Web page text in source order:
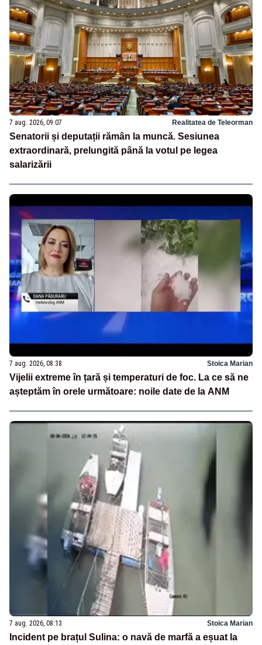
7 aug. 2026, 09:07 Realitatea de Teleorman
Senatorii și deputații rămân la muncă. Sesiunea
extraordinară, prelungită până la votul pe legea
salarizării
7 aug. 2026, 08:38 Stoica Marian
Vijelii extreme în țară și temperaturi de foc. La ce să ne
așteptăm în orele următoare: noile date de la ANM
7 aug. 2026, 08:13 Stoica Marian
Incident pe brațul Sulina: o navă de marfă a eșuat la